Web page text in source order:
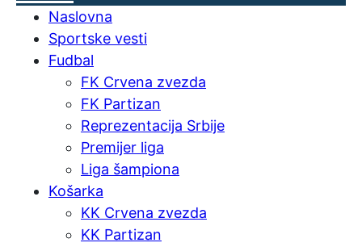
Naslovna
Sportske vesti
Fudbal
FK Crvena zvezda
FK Partizan
Reprezentacija Srbije
Premijer liga
Liga šampiona
Košarka
KK Crvena zvezda
KK Partizan